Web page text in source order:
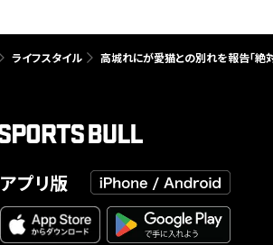
ライフスタイル 高城れにが愛猫との別れを報告「絶
アプリ版